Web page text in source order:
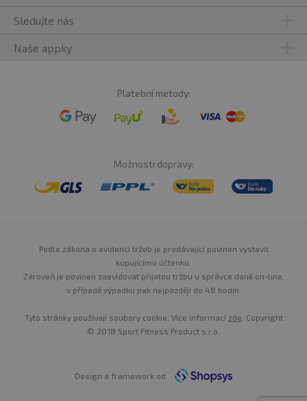
Sledujte nás
Naše appky
Platební metody:
Možnosti dopravy:
Podle zákona o evidenci tržeb je prodávající povinen vystavit
kupujícímu účtenku.
Zároveň je povinen zaevidovat přijatou tržbu u správce daně on-line,
v případě výpadku pak nejpozději do 48 hodin.
Tyto stránky používají soubory cookie. Více informací zde . Copyright
© 2018 Sport Fitness Product s.r.o.
Design a framework od